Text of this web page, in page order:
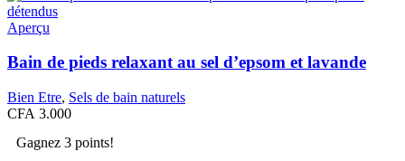
Aperçu
Bain de pieds relaxant au sel d’epsom et lavande
Bien Etre, Sels de bain naturels
CFA 3.000
Gagnez 3 points!